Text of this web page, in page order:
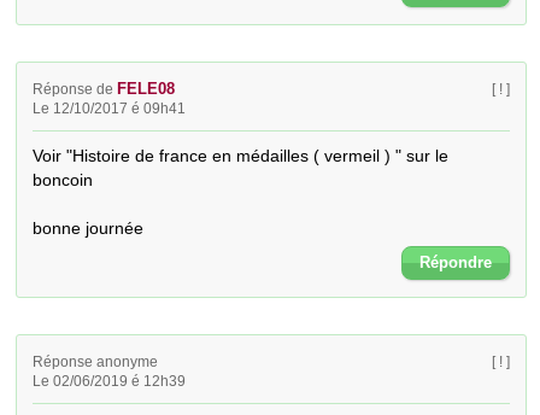
Réponse de FELE08
Le 12/10/2017 é 09h41
[ ! ]
Voir "Histoire de france en médailles ( vermeil ) " sur le
boncoin
bonne journée
Répondre
Réponse anonyme
Le 02/06/2019 é 12h39
[ ! ]